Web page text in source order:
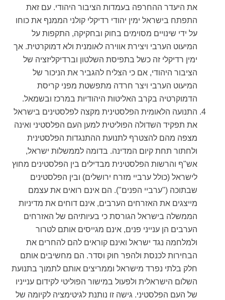
את היעדר ההחרפה בעמדות הציבור היהודי. עם זאת
התפתח בישראל ימין יהודי רדיקלי קולני הממנף את כוחו
על ידי שינויים מסוימים בחוק ובחקיקה, התקפות על
המיעוט הערבי ויצירת אווירה לאומנית ולא דמוקרטית. אך
ימין רדיקלי זה כשל בתפיסת השלטון וברדיקליזציה של
הציבור היהודי, אם כי הצליח להגביר את הניכור של
המיעוט הערבי ויצר חרדה מתפשטת מפני קריסת
הדמוקרטיה בקרב האליטות היהודיות במרכז ובשמאל.
התנועה הלאומית הפלסטינית מקצה לפלסטינים בישראל
את תפקיד השדולה הפוליטית למען העם הפלסטיני ואינה
מצפה מהם להצטרף לתנועת ההתנגדות הפלסטינית
ולחתור תחת קיום המדינה. בדומה לממשלות ישראל,
אש"ף והרשות הפלסטינית מבדילים בין הפלסטינים מחוץ
לישראל (כולל ערביי מזרח ירושלים) ובין הפלסטינים
שבתוכה ("ערביי הפנים"). הם אינם רואים את עצמם
מייצגים את האזרחים הערבים, אינם דוחים את מדיניות
הממשלה בישראל הגורסת כי בעיותיהם של האזרחים
הערבים הן ענייני פנים, אינם מגייסים אותם לטרור
ולמלחמה נגד ישראל ואינם קוראים להם להחרים את
הבחירות לכנסת ולהפר חוק וסדר. הם מחשיבים אותם
חלק בלתי נפרד מישראל וממריצים אותם לתמוך בתנועת
השלום הישראלית ולפעול במישור הפוליטי לקידום ענייניו
של העם הפלסטיני. גישה זו נותנת לגיטימציה לקיומה של